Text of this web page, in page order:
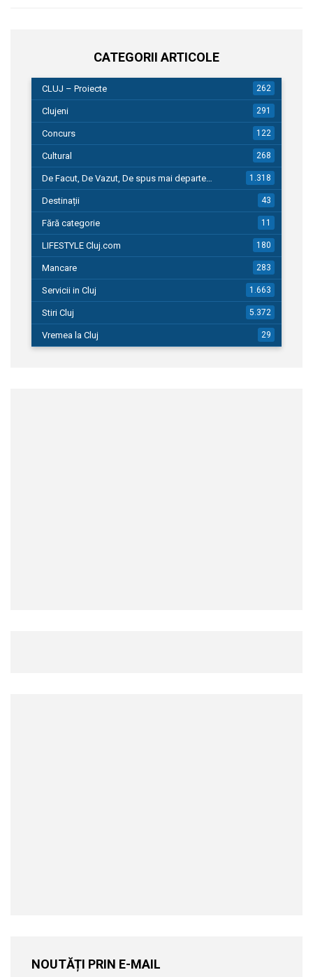
CATEGORII ARTICOLE
CLUJ – Proiecte 262
Clujeni 291
Concurs 122
Cultural 268
De Facut, De Vazut, De spus mai departe… 1.318
Destinații 43
Fără categorie 11
LIFESTYLE Cluj.com 180
Mancare 283
Servicii in Cluj 1.663
Stiri Cluj 5.372
Vremea la Cluj 29
NOUTĂȚI PRIN E-MAIL